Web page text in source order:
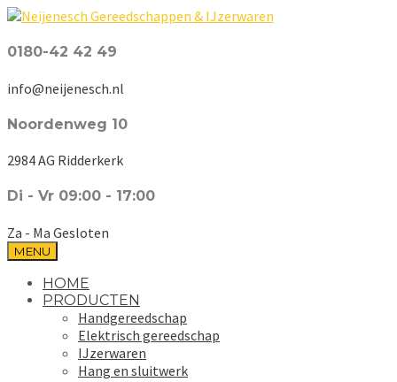
0180-42 42 49
info@neijenesch.nl
Noordenweg 10
2984 AG Ridderkerk
Di - Vr 09:00 - 17:00
Za - Ma Gesloten
MENU
HOME
PRODUCTEN
Handgereedschap
Elektrisch gereedschap
IJzerwaren
Hang en sluitwerk